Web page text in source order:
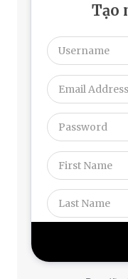
Tạo